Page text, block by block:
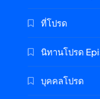
ที่โปรด
นิทานโปรด
บุคคลโปรด